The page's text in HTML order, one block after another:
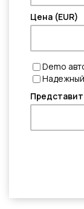
Цена (EUR)
Demo